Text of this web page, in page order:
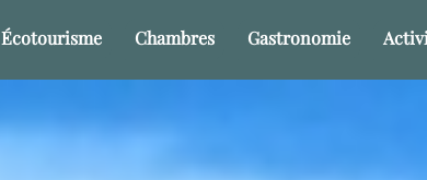
Écotourisme Chambres Gastronomie